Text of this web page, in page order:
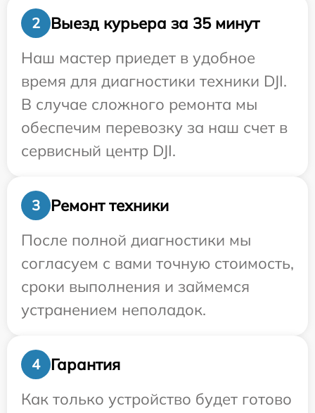
2
Выезд курьера за 35 минут
Наш мастер приедет в удобное
время для диагностики техники DJI.
В случае сложного ремонта мы
обеспечим перевозку за наш счет в
сервисный центр DJI.
3
Ремонт техники
После полной диагностики мы
согласуем с вами точную стоимость,
сроки выполнения и займемся
устранением неполадок.
4
Гарантия
Как только устройство будет готово